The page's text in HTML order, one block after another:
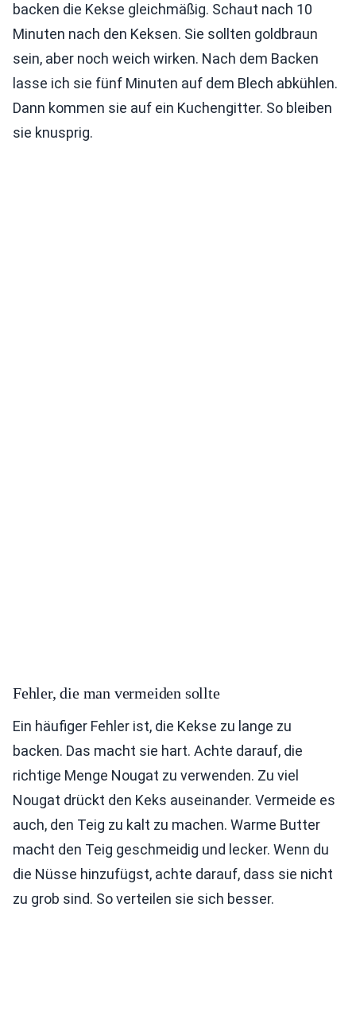
backen die Kekse gleichmäßig. Schaut nach 10
Minuten nach den Keksen. Sie sollten goldbraun
sein, aber noch weich wirken. Nach dem Backen
lasse ich sie fünf Minuten auf dem Blech abkühlen.
Dann kommen sie auf ein Kuchengitter. So bleiben
sie knusprig.
Fehler, die man vermeiden sollte
Ein häufiger Fehler ist, die Kekse zu lange zu
backen. Das macht sie hart. Achte darauf, die
richtige Menge Nougat zu verwenden. Zu viel
Nougat drückt den Keks auseinander. Vermeide es
auch, den Teig zu kalt zu machen. Warme Butter
macht den Teig geschmeidig und lecker. Wenn du
die Nüsse hinzufügst, achte darauf, dass sie nicht
zu grob sind. So verteilen sie sich besser.